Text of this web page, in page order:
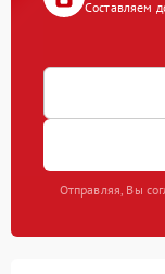
Составляем
Отправляя, Вы